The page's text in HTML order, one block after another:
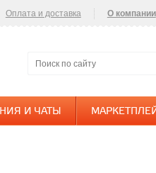
Оплата и доставка О компании
И ЧАТЫ